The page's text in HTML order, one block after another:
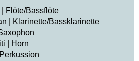
Flöte/Bassflöte
| Klarinette/Bassklarinette
| Horn